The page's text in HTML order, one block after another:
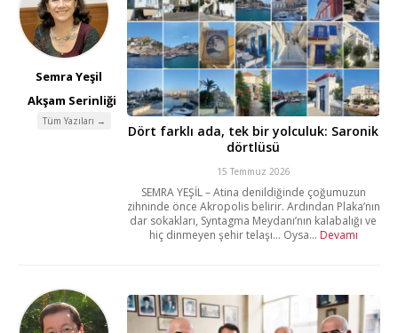
Semra Yeşil
Akşam Serinliği
Tüm Yazıları →
Dört farklı ada, tek bir yolculuk: Saronik
dörtlüsü
15 Temmuz 2026
SEMRA YEŞİL – Atina denildiğinde çoğumuzun
zihninde önce Akropolis belirir. Ardından Plaka’nın
dar sokakları, Syntagma Meydanı’nın kalabalığı ve
hiç dinmeyen şehir telaşı… Oysa... Devamı